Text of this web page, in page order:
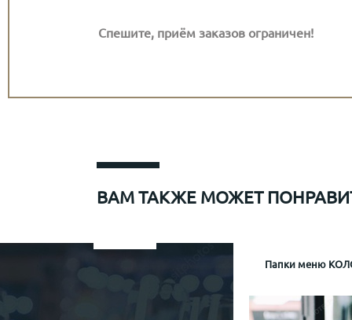
Спешите, приём заказов ограничен!
ВАМ ТАКЖЕ МОЖЕТ
Механизм
Обложка
Папки менюПапка
Информационная папка гостя отеля Mamaison